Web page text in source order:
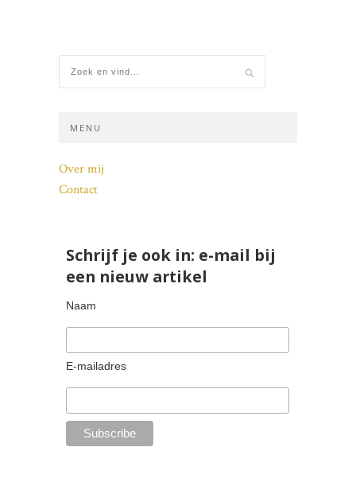
MENU
Over mij
Contact
Schrijf je ook in: e-mail bij
een nieuw artikel
Naam
E-mailadres